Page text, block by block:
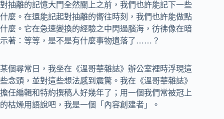
對抽離的記憶大門全然關上之前，我們也許能記下一些
什麼。在還能記起對抽離的嚮往時刻，我們也許能做點
什麼。它在急速變換的經驗之中閃過腦海，彷彿像在暗
示著：等等，是不是有什麼事物遺落了……？
某個尋常日，我坐在《溫哥華雜誌》辦公室裡時浮現這
些念頭，並對這些想法感到震驚。我在《溫哥華雜誌》
擔任編輯和特約撰稿人好幾年了；用一個我們常被冠上
的枯燥用語說吧，我是一個「內容創建者」。